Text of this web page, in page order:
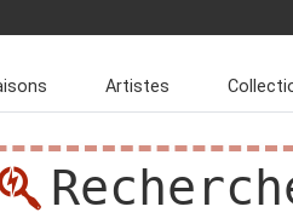
Artistes